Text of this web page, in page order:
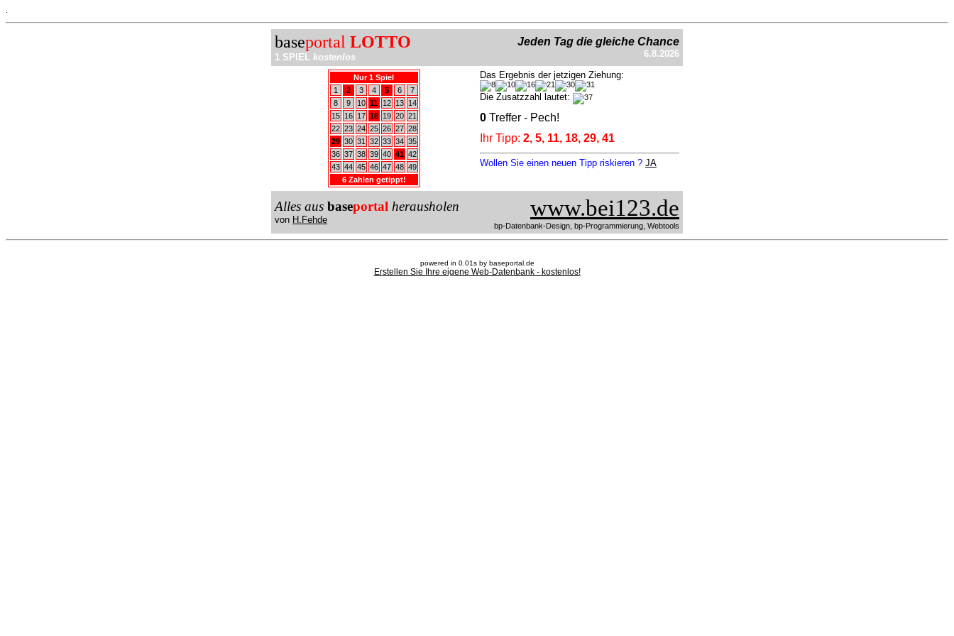
baseportal LOTTO
1 SPIEL kostenlos
Jeden Tag die gleiche Chance
6.8.2026
Nur 1 Spiel
1
2 3 4 5 6
7
8
9 10 11 12 13
14
15
16 17 18 19 20 21
22 23 24 25 26 27 28
29 30 31 32 33 34 35
36 37 38 39 40 41 42
43 44 45 46 47 48 49
6 Zahlen getippt!
Das Ergebnis der jetzigen Ziehung:
Die Zusatzzahl lautet:
0 Treffer - Pech!
Ihr Tipp: 2, 5, 11, 18, 29, 41
Wollen Sie einen neuen Tipp riskieren ? JA
Alles aus baseportal herausholen
von H.Fehde www.bei123.de
bp-Datenbank-Design, bp-Programmierung, Webtools
powered in 0.01s by baseportal.de
Erstellen Sie Ihre eigene Web-Datenbank - kostenlos!